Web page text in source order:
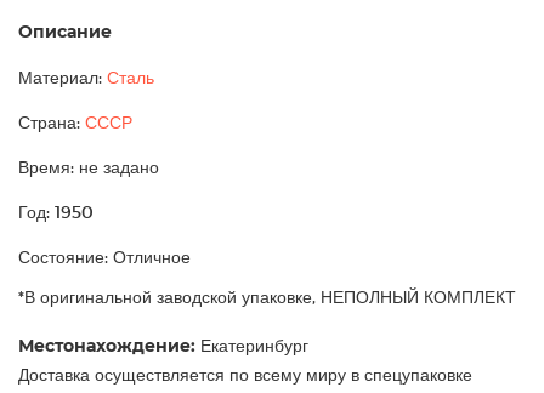
Описание
Материал: Сталь
Страна: СССР
Время: не задано
Год: 1950
Состояние: Отличное
*В оригинальной заводской упаковке, НЕПОЛНЫЙ КОМПЛЕКТ
Местонахождение: Екатеринбург
Доставка осуществляется по всему миру в спецупаковке